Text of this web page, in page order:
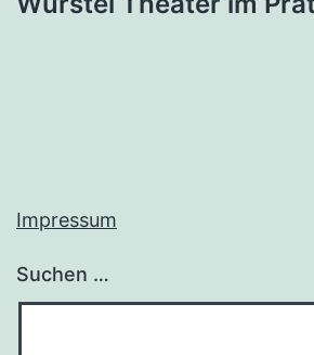
Impressum
Suchen …